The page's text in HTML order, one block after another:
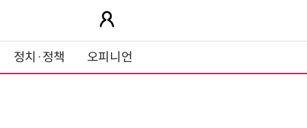
정치·정책 오피니언